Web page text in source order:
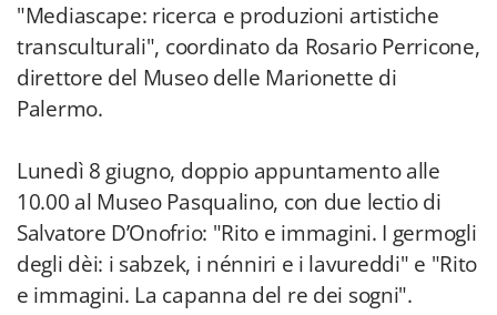
"Mediascape: ricerca e produzioni artistiche
transculturali", coordinato da Rosario Perricone,
direttore del Museo delle Marionette di
Palermo.
Lunedì 8 giugno, doppio appuntamento alle
10.00 al Museo Pasqualino, con due lectio di
Salvatore D’Onofrio: "Rito e immagini. I germogli
degli dèi: i sabzek, i nénniri e i lavureddi" e "Rito
e immagini. La capanna del re dei sogni".